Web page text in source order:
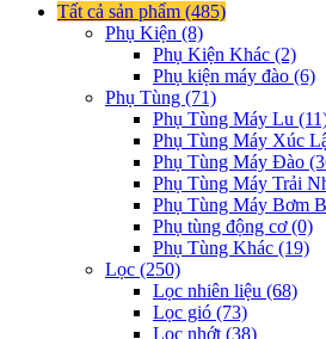
Tất cả sản phẩm (485)
Phụ Kiện (8)
Phụ Kiện Khác (2)
Phụ kiện máy đào (6)
Phụ Tùng (71)
Phụ Tùng Máy Lu
Phụ Tùng Máy Xúc
Phụ Tùng Máy Đào
Phụ Tùng Máy Trải
Phụ Tùng Máy Bơm
Phụ tùng động cơ (0)
Phụ Tùng Khác (19)
Lọc (250)
Lọc nhiên liệu (68)
Lọc gió (73)
Lọc nhớt (38)